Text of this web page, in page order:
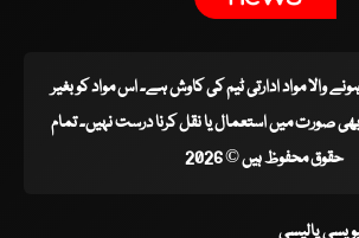
ہونے والا مواد ادارتی ٹیم کی کاوش ہے۔ اس مواد کو بغیر
صورت میں استعمال یا نقل کرنا درست نہیں۔ تمام
حقوق محفوظ ہیں © 2026
پالیسی